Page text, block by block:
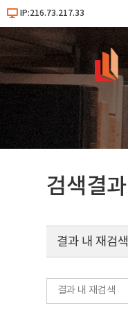
IP:216.73.217.33
검색결과
결과 내 재검색